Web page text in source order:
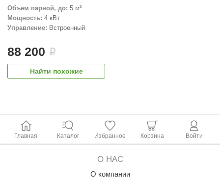
Объем парной, до: 5 м³
Мощность: 4 кВт
Управление: Встроенный
88 200 i
Найти похожие
Главная Каталог Избранное Корзина Войти
О НАС
О компании